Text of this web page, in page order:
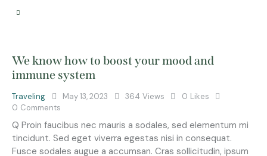
We know how to boost your mood and
immune system
Traveling May 13, 2023 364 Views 0 Likes
0 Comments
Q Proin faucibus nec mauris a sodales, sed elementum mi
tincidunt. Sed eget viverra egestas nisi in consequat.
Fusce sodales augue a accumsan. Cras sollicitudin, ipsum